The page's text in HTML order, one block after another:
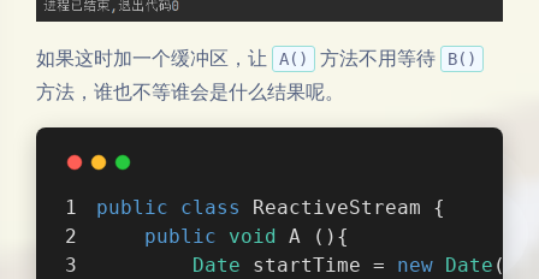
如果这时加一个缓冲区，让 A() 方法不用等待 B()
方法，谁也不等谁会是什么结果呢。
public class ReactiveStream
{
public
void A (){
Date startTime = new Date ();